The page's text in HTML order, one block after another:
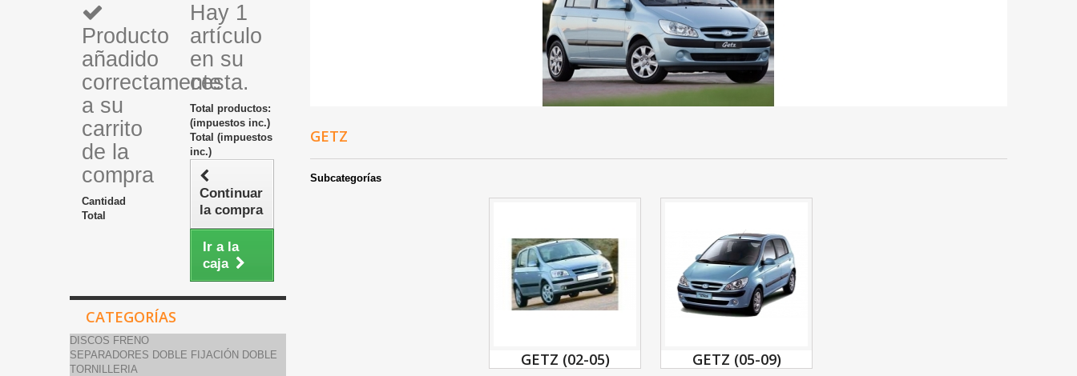
Producto
añadido
correctamente
a su
carrito
de la
compra
Cantidad
Total
Hay 1
artículo
en su
cesta.
Total productos:
(impuestos inc.)
Total (impuestos
inc.)
Continuar
la compra
Ir a la
caja
CATEGORÍAS
DISCOS FRENO
SEPARADORES DOBLE FIJACIÓN DOBLE
TORNILLERIA
GETZ
Subcategorías
GETZ (02-05) GETZ (05-09)